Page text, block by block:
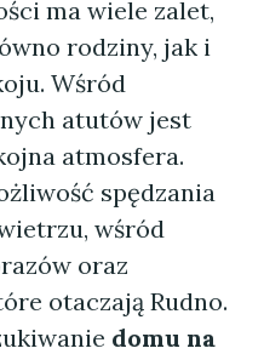
ma wiele zalet,
rodziny, jak i
Wśród
atutów jest
atmosfera.
spędzania
wśród
oraz
otaczają Rudno.
domu na